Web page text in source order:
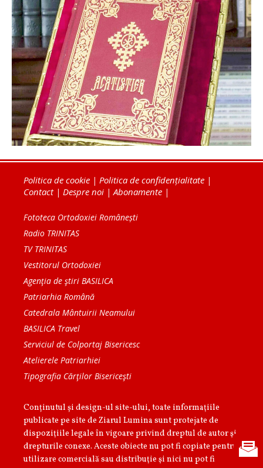
Politica de cookie | Politica de confidențialitate |
Contact| Despre noi |Abonamente |
Fototeca Ortodoxiei Românești
Radio TRINITAS
TV TRINITAS
Vestitorul Ortodoxiei
Agenţia de ştiri BASILICA
Patriarhia Română
Catedrala Mântuirii Neamului
BASILICA Travel
Serviciul de Colportaj Bisericesc
Atelierele Patriarhiei
Tipografia Cărţilor Bisericeşti
Conținutul și design-ul site-ului, toate informaţiile
publicate pe site de Ziarul Lumina sunt protejate de
dispoziţiile legale în vigoare privind dreptul de autor şi
drepturile conexe. Aceste obiecte nu pot fi copiate pentru
utilizare comercială sau distribuţie şi nici nu pot fi